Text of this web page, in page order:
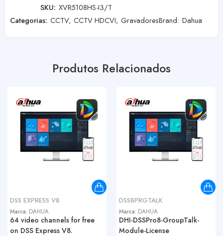
SKU: XVR5108HS-I3/T
Categorias: CCTV, CCTV HDCVI, GravadoresBrand: Dahua
Produtos Relacionados
DSS EXPRESS V8
Marca: DAHUA
64 video channels for free
on DSS Express V8.
DSS8PRGTALK
Marca: DAHUA
DHI-DSSPro8-GroupTalk-
Module-License